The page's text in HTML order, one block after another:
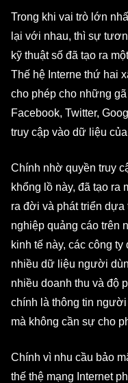
Trong khi vai trò lớn
lại với nhau, thì sự
kỹ thuật số đã tạo ra
Thế hệ Interne thứ hai
cho phép cho những
Facebook, Twitter,
truy cập vào dữ liệu
Chính nhờ quyền truy
khổng lồ này, đã tạo ra
ra đời và phát triển
nghiệp quảng cáo trên
kinh tế này, các công
nhiều dữ liệu người
nhiều doanh thu và độ
chính là thông tin
mà không cần sự cho
Chính vì nhu cầu bảo
thế thệ mạng Internet